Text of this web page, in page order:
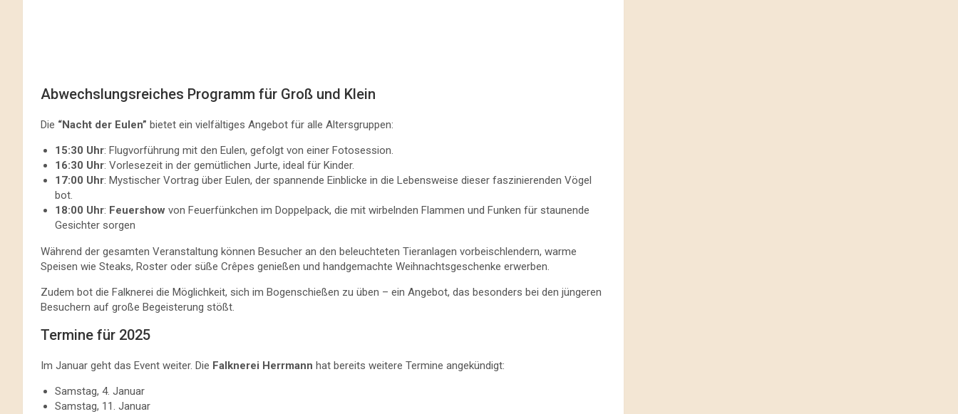
Abwechslungsreiches Programm für Groß und Klein
Die “Nacht der Eulen” bietet ein vielfältiges Angebot für alle Altersgruppen:
15:30 Uhr: Flugvorführung mit den Eulen, gefolgt von einer Fotosession.
16:30 Uhr: Vorlesezeit in der gemütlichen Jurte, ideal für Kinder.
17:00 Uhr: Mystischer Vortrag über Eulen, der spannende Einblicke in die Lebensweise dieser faszinierenden Vögel
bot.
18:00 Uhr: Feuershow von Feuerfünkchen im Doppelpack, die mit wirbelnden Flammen und Funken für staunende
Gesichter sorgen
Während der gesamten Veranstaltung können Besucher an den beleuchteten Tieranlagen vorbeischlendern, warme
Speisen wie Steaks, Roster oder süße Crêpes genießen und handgemachte Weihnachtsgeschenke erwerben.
Zudem bot die Falknerei die Möglichkeit, sich im Bogenschießen zu üben – ein Angebot, das besonders bei den jüngeren
Besuchern auf große Begeisterung stößt.
Termine für 2025
Im Januar geht das Event weiter. Die Falknerei Herrmann hat bereits weitere Termine angekündigt:
Samstag, 4. Januar
Samstag, 11. Januar